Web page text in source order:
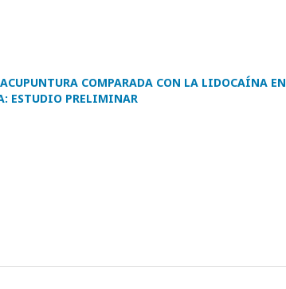
COMPARADA CON LA LIDOCAÍNA EN
ESTUDIO PRELIMINAR